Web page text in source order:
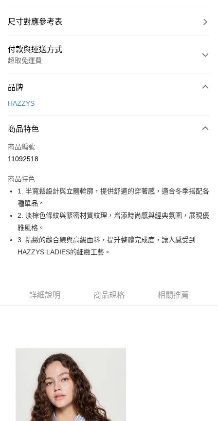
尺寸對應參考表
付款與運送方式
超取免運費
信用卡一次付款
LINE Pay
Apple Pay
悠遊付
大哥付你分期
相關說明
【大哥付你分期使用說明】
1.本服務由台灣大哥大提供，台灣大哥大用戶可立即使用無須另外申請。
2.付款方式選擇「大哥付你分期」，訂單成立後會自動跳轉到大哥付的交易
流程，驗證手機門號後，選擇欲分期的期數、繳款截止日，確認付款後即完
法說明評估內容。
1.本服務係由「台灣大哥大股份有限公司」（以下簡稱本公司）所提供，讓
用戶於交易時，得透過本服務購買商品或服務，並由商店將買賣／分期付款
買賣價金債權讓與本公司後，依約使用本公司帳單繳交帳款。
2.基於同意付款使用「大哥付你分期」之契約關係目的，商店將以您的個人
資料（包含姓名、電話或地址）提供予台灣大哥大進項蒐集、處理及利用，
由本公司與您本人進行分期帳單所需資料之確認、核對及更正。
3.完整用戶服務條款，請詳閱以下連結：
AFTEE先享後付
相關說明
【關於「AFTEE先享後付」】
２．便利：只要手機號碼，簡訊認證，即可結帳。
３．安心：先確認商品／服務後，再付款。
ATM／網路銀行／等多元方式進行付款，方視為交易完成。
※ 請注意：結帳手續完成當下不需立刻繳費，但若您需要取消訂單，請聯絡
購買商品的店家。未經商家同意取消之訂單仍視為有效，需透過AFTEE先享
後付繳納相關費用。
※ 交易是否成功請以「AFTEE先享後付 」之結帳頁面顯示為準，若有關於
是否繳費成功／繳費後需取消欲退款等相關疑問，請聯繫「AFTEE先享後付
客戶支援中心」https://netprotections.freshdesk.com/support/home
萊爾富取貨付款
付款後萊爾富取貨
品牌
HAZZYS
商品特色
商品編號
11092518
商品特色
1. 半寬鬆設計與立體輪廓，提供舒適的穿著感，適合冬季搭配各
種單品。
2. 淡棕色條紋與緊密材質紋理，增添時尚感與經典氛圍，展現優
雅風格。
3. 精緻的縫合線與高級面料，提升整體完成度，讓人感受到
HAZZYS LADIES的細緻工藝。
詳細說明 商品規格 相關推薦